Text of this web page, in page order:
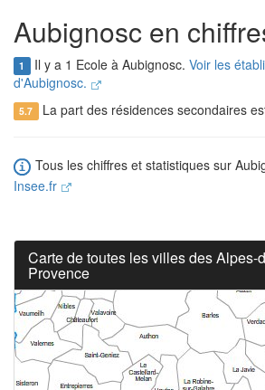
Aubignosc en
1 Il y a 1 Ecole à Aubignosc. Voir les
d'Aubignosc.
5.7 La part des résidences secondaires
Tous les chiffres et statistiques sur
Insee.fr
Carte de toutes les villes des Alpes-
Provence